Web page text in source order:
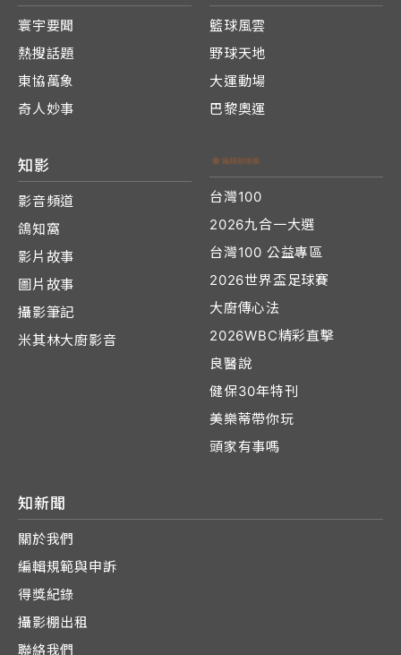
寰宇要聞
熱搜話題
東協萬象
奇人妙事
籃球風雲
野球天地
大運動場
巴黎奧運
知影
影音頻道
鴿知窩
影片故事
圖片故事
攝影筆記
米其林大廚影音
台灣100
2026九合一大選
台灣100 公益專區
2026世界盃足球賽
大廚傳心法
2026WBC精彩直擊
良醫說
健保30年特刊
美樂蒂帶你玩
頭家有事嗎
知新聞
關於我們
編輯規範與申訴
得獎紀錄
攝影棚出租
聯絡我們